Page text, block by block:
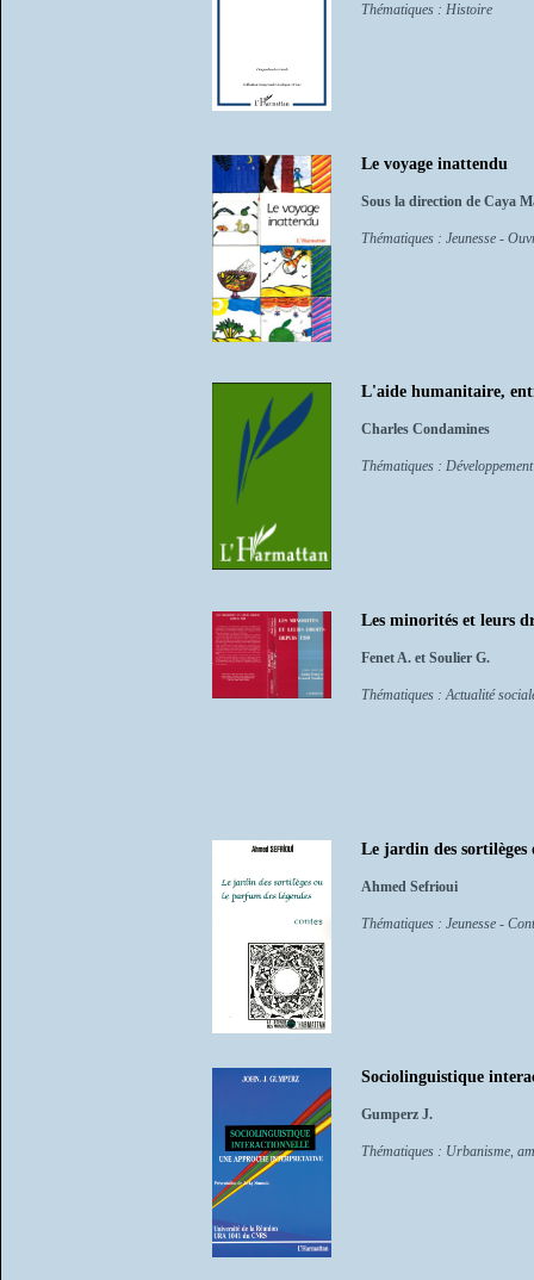
Thématiques : Histoire
Le voyage inattendu
Sous la direction de Caya
Thématiques : Jeunesse -
L'aide humanitaire,
Charles Condamines
Thématiques : Développement
Les minorités et leurs
Fenet A. et Soulier G.
Thématiques : Actualité
Le jardin des sortilèges
Ahmed Sefrioui
Thématiques : Jeunesse -
Sociolinguistique
Gumperz J.
Thématiques : Urbanisme,